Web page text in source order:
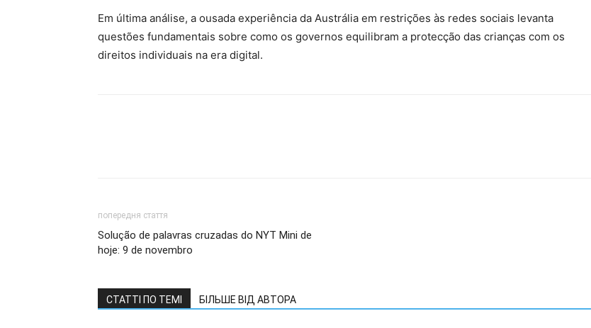
Em última análise, a ousada experiência da Austrália em restrições às redes sociais levanta
questões fundamentais sobre como os governos equilibram a protecção das crianças com os
direitos individuais na era digital.
попередня стаття
Solução de palavras cruzadas do NYT Mini de
hoje: 9 de novembro
СТАТТІ ПО ТЕМІ БІЛЬШЕ ВІД АВТОРА